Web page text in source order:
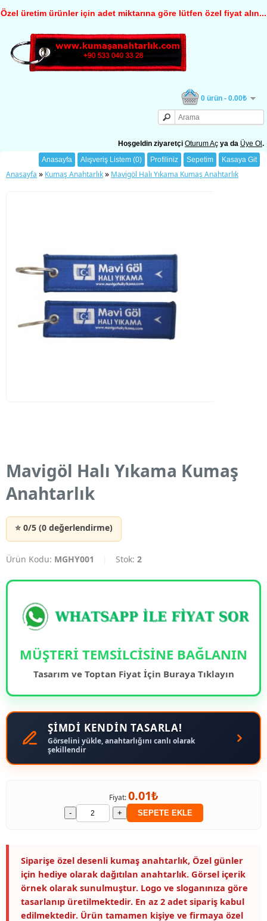
Özel üretim ürünler için adet miktarına göre lütfen özel fiyat alın...
0 ürün - 0.00₺
Hoşgeldin ziyaretçi Oturum Aç ya da Üye Ol .
Anasayfa
Alışveriş Listem (0) Profiliniz Sepetim Kasaya Git
Anasayfa » Kumaş Anahtarlık» Mavigöl Halı Yıkama Kumaş Anahtarlık
Mavigöl Halı Yıkama Kumaş
Anahtarlık
⭐ 0/5 (0 değerlendirme)
Ürün Kodu: MGHY001 Stok: 2
MÜŞTERİ TEMSİLCİSİNE BAĞLANIN
Tasarım ve Toptan Fiyat İçin Buraya Tıklayın
ŞİMDİ KENDİN TASARLA!
Görselini yükle, anahtarlığını canlı olarak
şekillendir
Fiyat:0.01₺
- + SEPETE EKLE
Siparişe özel desenli kumaş anahtarlık, Özel günler
için hediye olarak dağıtılan anahtarlık. Görsel içerik
örnek olarak sunulmuştur. Logo ve sloganınıza göre
tasarlanıp üretilmektedir. En az 2 adet sipariş kabul
edilmektedir. Ürün tamamen kişiye ve firmaya özel